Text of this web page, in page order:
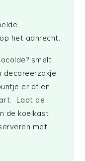
het aanrecht.
smelt
decoreerzakje
er af en
Laat de
de koelkast
met